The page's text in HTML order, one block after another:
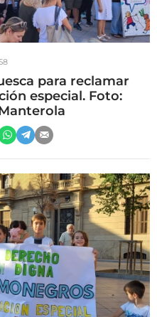
para reclamar
especial. Foto: